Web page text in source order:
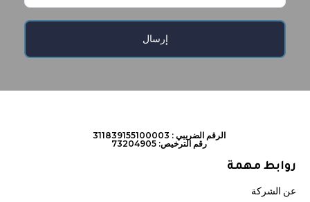
الرقم الضريبي : 311839155100003
رقم الترخيص: 73204905
روابط مهمة
عن الشركة